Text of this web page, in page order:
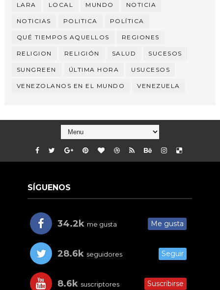
LARA LOCAL MUNDO NOTICIA
NOTICIAS POLITICA POLÍTICA
QUÉ TIEMPOS AQUELLOS REGIONES
RELIGION RELIGIÓN SALUD SUCESOS
SUNGREEN ÚLTIMA HORA USUCESOS
VENEZOLANOS EN EL MUNDO VENEZUELA
SÍGUENOS
34.2k me gusta Me gusta
28.6k seguidores Seguir
8.6k suscriptores Suscribirse